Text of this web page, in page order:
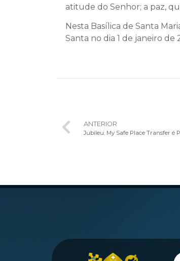
atitude do Senhor; a paz,
Nesta Basílica de Santa
Santa no dia 1 de janeiro de
ANTERIOR
Jubileu: My Safe Place Transfer é